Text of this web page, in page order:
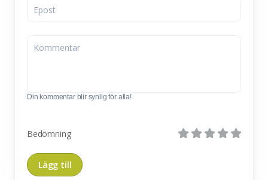
Din kommentar blir synlig för alla!
Bedömning